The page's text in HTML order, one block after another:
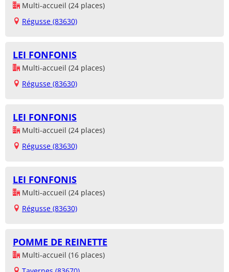
Multi-accueil (24 places)
Régusse (83630)
LEI FONFONIS
Multi-accueil (24 places)
Régusse (83630)
LEI FONFONIS
Multi-accueil (24 places)
Régusse (83630)
LEI FONFONIS
Multi-accueil (24 places)
Régusse (83630)
POMME DE REINETTE
Multi-accueil (16 places)